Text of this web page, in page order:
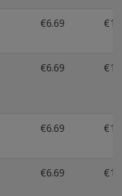
€6.69
€6.69
€6.69
€6.69